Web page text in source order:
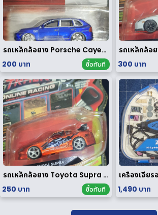
รถเหล็กล้อยาง Porsche Cayenne Turbo 1/64
200 บาท
ซื้อทันที
300 บาท
รถเหล็กล้อยาง Toyota Supra 1/64
250 บาท
ซื้อทันที
1,490 บาท